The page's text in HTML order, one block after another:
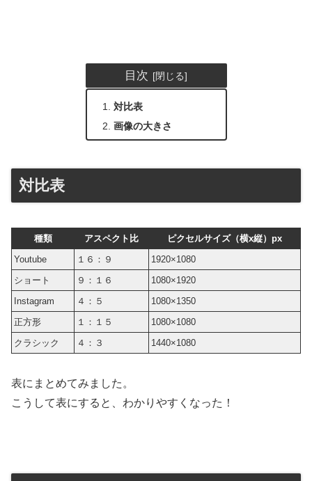
目次
対比表
画像の大きさ
対比表
種類 アスペクト比
ピクセルサイズ（横x縦）px
Youtube
１６：９
1920×1080
ショート
９：１６
1080×1920
Instagram
４：５
1080×1350
正方形
１：１５
1080×1080
クラシック
４：３ 1440×1080
表にまとめてみました。
こうして表にすると、わかりやすくなった！